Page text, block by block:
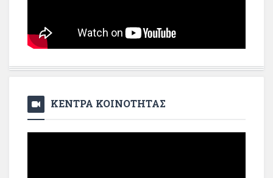
ΚΕΝΤΡΑ ΚΟΙΝΟΤΗΤΑΣ